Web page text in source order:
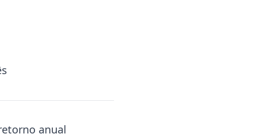
anual